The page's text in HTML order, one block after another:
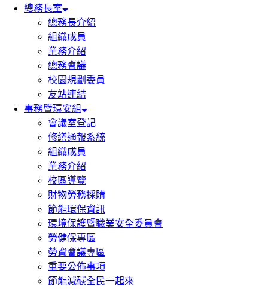
總務長室
總務長介紹
組織成員
業務介紹
總務會議
校園規劃委員
友站連結
事務暨環安組
會議室登記
修繕通報系統
組織成員
業務介紹
校區導覽
財物勞務採購
節能環保資訊
環境保護暨職業安全委員會
勞健保專區
勞資會議專區
重要公佈事項
節能減碳全民一起來